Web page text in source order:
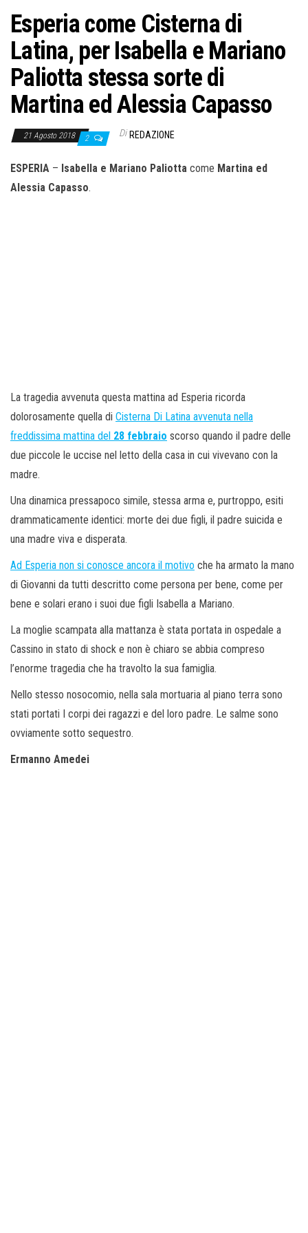
Esperia come Cisterna di
Latina, per Isabella e Mariano
Paliotta stessa sorte di
Martina ed Alessia Capasso
21 Agosto 2018 2 Di REDAZIONE
ESPERIA – Isabella e Mariano Paliotta come Martina ed
Alessia Capasso.
La tragedia avvenuta questa mattina ad Esperia ricorda
dolorosamente quella di Cisterna Di Latina avvenuta nella
freddissima mattina del 28 febbraio scorso quando il padre delle
due piccole le uccise nel letto della casa in cui vivevano con la
madre.
Una dinamica pressapoco simile, stessa arma e, purtroppo, esiti
drammaticamente identici: morte dei due figli, il padre suicida e
una madre viva e disperata.
Ad Esperia non si conosce ancora il motivo che ha armato la mano
di Giovanni da tutti descritto come persona per bene, come per
bene e solari erano i suoi due figli Isabella a Mariano.
La moglie scampata alla mattanza è stata portata in ospedale a
Cassino in stato di shock e non è chiaro se abbia compreso
l’enorme tragedia che ha travolto la sua famiglia.
Nello stesso nosocomio, nella sala mortuaria al piano terra sono
stati portati I corpi dei ragazzi e del loro padre. Le salme sono
ovviamente sotto sequestro.
Ermanno Amedei